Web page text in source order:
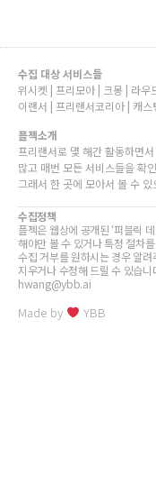
수집 대상 서비스들
위시켓 | 프리모아 | 크몽 | 라우
이랜서 | 프리랜서코리아 | 캐스
플젝소개
프리랜서로 몇 해간 활동하면
많고 매번 모든 서비스들을 확
그래서 한 곳에 모아서 볼 수
수집정책
플젝은 웹상에 공개된 ‘퍼블릭
해야만 볼 수 있거나 특정 절차
수집 거부를 원하시는 경우 알
지우거나 수정해 드릴 수 있습니
hwang@ybb.ai
Made by YBB